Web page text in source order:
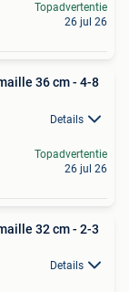
Topadvertentie
26 jul 26
36 cm - 4-8
Details
Topadvertentie
26 jul 26
32 cm - 2-3
Details